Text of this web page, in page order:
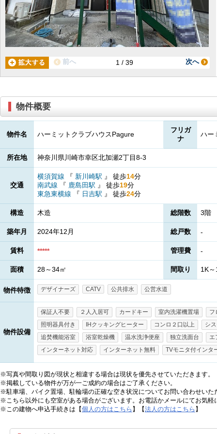
1 / 39
前へ 次へ
物件概要
物件名 ハーミットクラブハウスPagure
フリガ
ナ
ハー
所在地 神奈川県川崎市幸区北加瀬2丁目8-3
交通
横須賀線 『 新川崎駅 』 徒歩14分
南武線
『 鹿島田駅 』 徒歩19分
東急東横線
『 日吉駅 』 徒歩24分
構造 木造 総階数 3
築年月 2024年12月 総戸数 -
賃料 ***** 管理費 -
面積 28～34㎡ 間取り 1K
物件特徴 デザイナーズ CATV 公共排水 公営水道
物件設備
保証人不要 ２人入居可 カードキー 室内洗濯機置場
フ
照明器具付き
IHクッキングヒーター コンロ２口以上
シ
追焚機能浴室
浴室乾燥機 温水洗浄便座 独立洗面台
エ
インターネット対応
インターネット無料 TVモニタ付インタ
※写真や間取り図が現状と相違する場合は現状を優先させていただきます。
※掲載している物件が万が一ご成約の場合はご了承ください。
※駐車場、バイク置場、駐輪場の正確な空き状況についてお問い合わせいた
※こちら以外にも空室がある場合がございます。お電話かメールにてお気軽
※この建物へ申込手続きは【個人の方はこちら 】【法人の方はこちら 】